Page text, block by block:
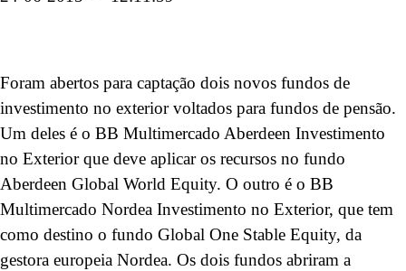
Foram abertos para captação dois novos fundos de
investimento no exterior voltados para fundos de pensão.
Um deles é o BB Multimercado Aberdeen Investimento
no Exterior que deve aplicar os recursos no fundo
Aberdeen Global World Equity. O outro é o BB
Multimercado Nordea Investimento no Exterior, que tem
como destino o fundo Global One Stable Equity, da
gestora europeia Nordea. Os dois fundos abriram a